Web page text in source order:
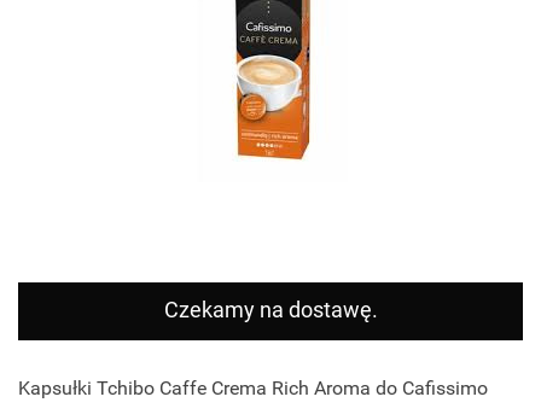
Czekamy na dostawę.
Kapsułki Tchibo Caffe Crema Rich Aroma do Cafissimo